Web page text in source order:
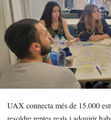
UAX connecta més de 15.000